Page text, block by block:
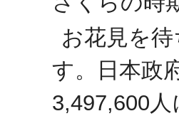
お花見を
す。日本政
3,497,600